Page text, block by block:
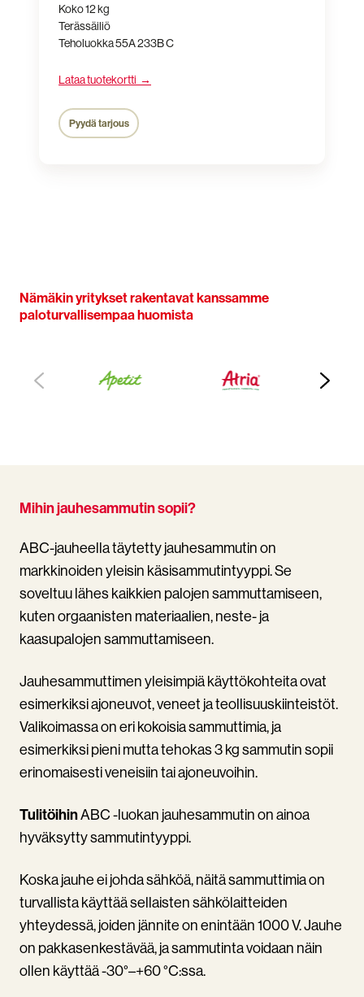
Koko 12 kg
Terässäiliö
Teholuokka 55A 233B C
Lataa tuotekortti →
Pyydä tarjous
Nämäkin yritykset rakentavat kanssamme
paloturvallisempaa huomista
Mihin jauhesammutin sopii?
ABC-jauheella täytetty jauhesammutin on
markkinoiden yleisin käsisammutintyyppi. Se
soveltuu lähes kaikkien palojen sammuttamiseen,
kuten orgaanisten materiaalien, neste- ja
kaasupalojen sammuttamiseen.
Jauhesammuttimen yleisimpiä käyttökohteita ovat
esimerkiksi ajoneuvot, veneet ja teollisuuskiinteistöt.
Valikoimassa on eri kokoisia sammuttimia, ja
esimerkiksi pieni mutta tehokas 3 kg sammutin sopii
erinomaisesti veneisiin tai ajoneuvoihin.
TulitöihinABC -luokan jauhesammutin on ainoa
hyväksytty sammutintyyppi.
Koska jauhe ei johda sähköä, näitä sammuttimia on
turvallista käyttää sellaisten sähkölaitteiden
yhteydessä, joiden jännite on enintään 1000 V. Jauhe
on pakkasenkestävää, ja sammutinta voidaan näin
ollen käyttää -30°–+60 °C:ssa.